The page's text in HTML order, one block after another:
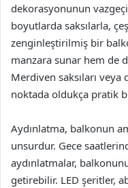
dekorasyonunun
boyutlarda saksılarla,
zenginleştirilmiş bir
manzara sunar hem de
Merdiven saksıları veya
noktada oldukça pratik
Aydınlatma, balkonun
unsurdur. Gece
aydınlatmalar,
getirebilir. LED şeritler,